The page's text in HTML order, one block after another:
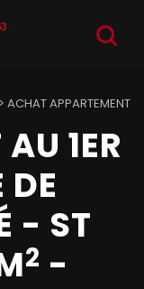
> ACHAT APPARTEMENT
1ER
DE
- ST
2 -